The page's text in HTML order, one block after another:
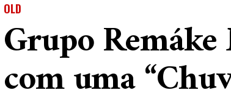
OLD
Grupo Remáke
com uma